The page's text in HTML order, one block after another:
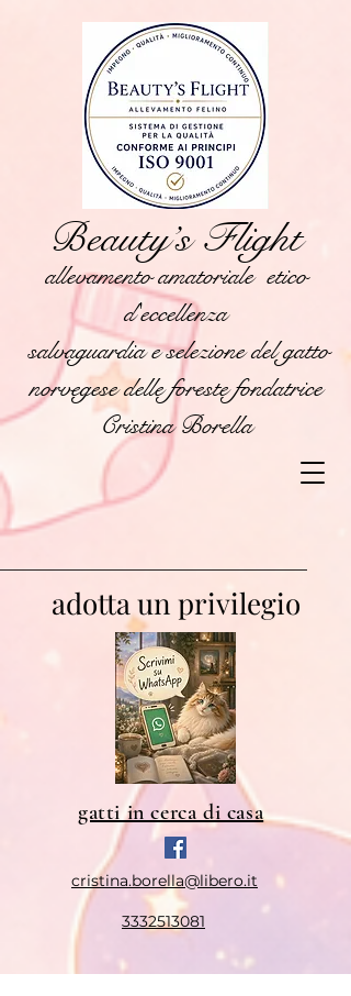
Beauty’s Flight
allevamento amatoriale etico
d'eccellenza
salvaguardia e selezione del gatto
norvegese delle foreste fondatrice
Cristina Borella
adotta un privilegio
gatti in cerca di casa
cristina.borella@libero.it
3332513081